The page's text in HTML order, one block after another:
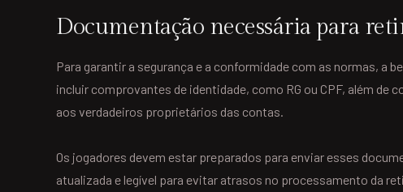
Documentação necessária para
Para garantir a segurança e a conformidade com as normas, a
incluir comprovantes de identidade, como RG ou CPF, além
aos verdadeiros proprietários das contas.
Os jogadores devem estar preparados para enviar esses
atualizada e legível para evitar atrasos no processamento da